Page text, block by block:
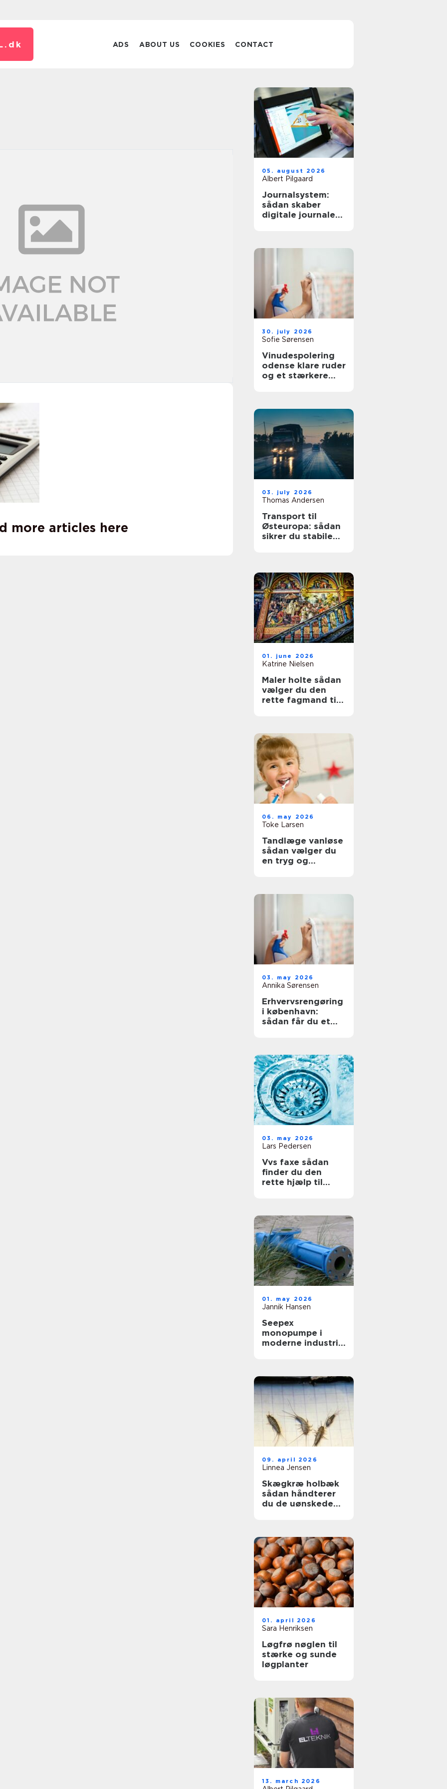
dk ADS ABOUT US COOKIES CONTACT
more articles here
05. august 2026
Albert Pilgaard
Journalsystem:
sådan skaber
digitale journaler
30. july 2026
Sofie Sørensen
Vinudespolering
odense klare ruder
og et stærkere
03. july 2026
Thomas Andersen
Transport til
Østeuropa: sådan
sikrer du stabile
01. june 2026
Katrine Nielsen
Maler holte sådan
vælger du den
rette fagmand til
06. may 2026
Toke Larsen
Tandlæge vanløse
sådan vælger du
en tryg og
03. may 2026
Annika Sørensen
Erhvervsrengøring
i københavn:
sådan får du et
03. may 2026
Lars Pedersen
Vvs faxe sådan
finder du den
rette hjælp til
01. may 2026
Jannik Hansen
Seepex
monopumpe i
moderne industri:
09. april 2026
Linnea Jensen
Skægkræ holbæk
sådan håndterer
du de uønskede
01. april 2026
Sara Henriksen
Løgfrø nøglen til
stærke og sunde
løgplanter
13. march 2026